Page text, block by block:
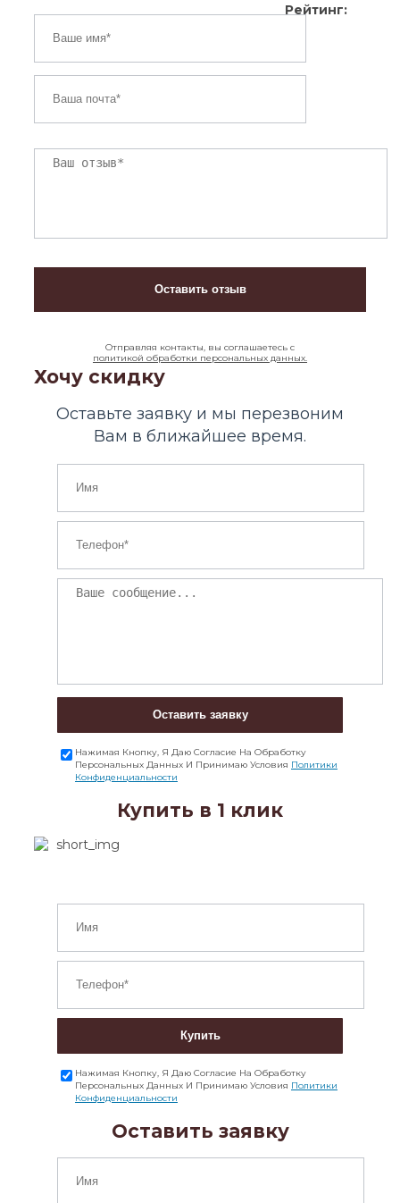
Рейтинг:
Отправляя контакты, вы соглашаетесь с
политикой обработки персональных данных.
Хочу скидку
Оставьте заявку и мы перезвоним
Вам в ближайшее время.
Оставить заявку
Нажимая Кнопку, Я Даю Согласие На Обработку
Персональных Данных И Принимаю Условия Политики
Конфиденциальности
Купить в 1 клик
Купить
Нажимая Кнопку, Я Даю Согласие На Обработку
Персональных Данных И Принимаю Условия Политики
Конфиденциальности
Оставить заявку